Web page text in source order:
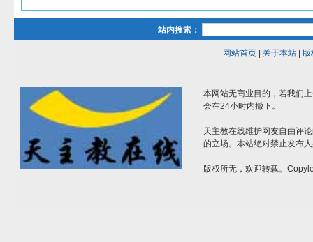
站内搜索：
网站首页| 关于本站| 版
本网站无商业目的，若我们
会在24小时内撤下。
天主教在线维护网友自由评
的立场。本站绝对禁止发布
版权所无，欢迎转载。